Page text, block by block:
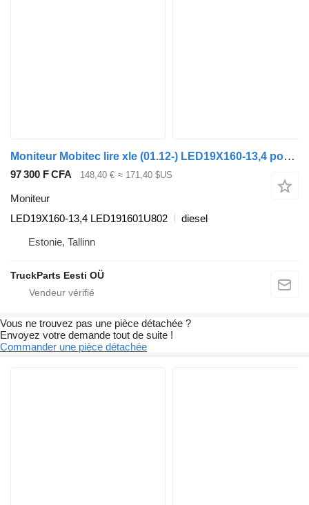
Moniteur Mobitec lire xle (01.12-) LED19X160-13,4 pour bus VDL Citea XLE, SLE (2012-)
97 300 F CFA 148,40 € ≈ 171,40 $US
Moniteur
LED19X160-13,4 LED191601U802
diesel
Estonie, Tallinn
TruckParts Eesti OÜ
Vous ne trouvez pas une pièce détachée ?
Envoyez votre demande tout de suite !
Commander une pièce détachée